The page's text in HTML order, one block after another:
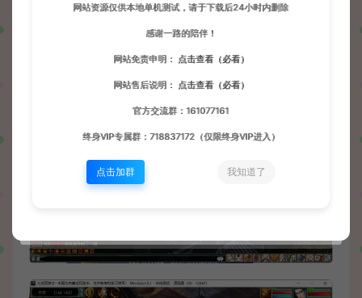
网站资源仅供本地单机测试，请于下载后24小时内删除
感谢一路的陪伴！
网站免责申明： 点击查看（必看）
网站售后说明： 点击查看（必看）
官方交流群：161077161
终身VIP专属群：718837172（仅限终身VIP进入）
点击加群 我知道了